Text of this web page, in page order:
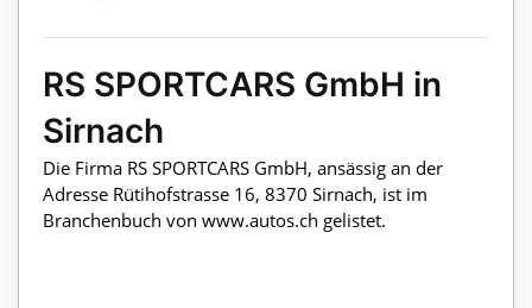
RS SPORTCARS GmbH in
Sirnach
Die Firma RS SPORTCARS GmbH, ansässig an der
Adresse Rütihofstrasse 16, 8370 Sirnach, ist im
Branchenbuch von www.autos.ch gelistet.